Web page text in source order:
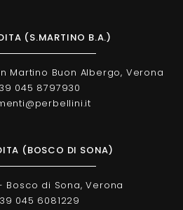
(S.MARTINO B.A.)
Martino Buon Albergo, Verona
045 8797930
(BOSCO DI SONA)
Bosco di Sona, Verona
045 6081229